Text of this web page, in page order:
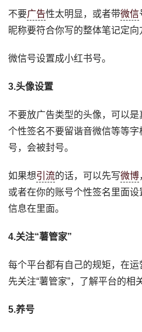
不要广告性太明显，或者带微信
昵称要符合你写的整体笔记定向
微信号设置成小红书号。
3.头像设置
不要放广告类型的头像，可以是
个性签名不要留谐音微信等等
号，会被封号。
如果想引流的话，可以先写微博
或者在你的账号个性签名里面
信息在里面。
4.关注“薯管家”
每个平台都有自己的规矩，在
先关注“薯管家”，了解平台的相
5.养号